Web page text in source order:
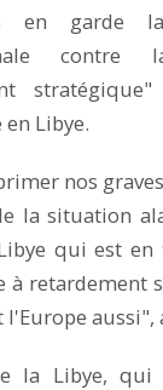
garde la
Libye.
nos
la situation
qui est en
à retardement
aussi",
la Libye, qui